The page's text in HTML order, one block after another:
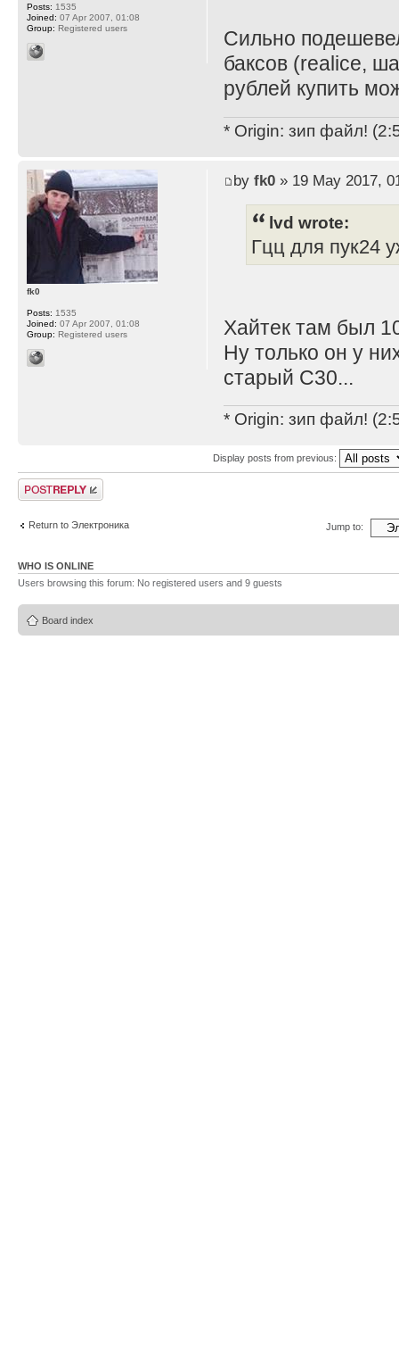
Сильно
баксов (realice,
рублей купить
* Origin: зип файл!
Posts: 1535
Joined: 07 Apr 2007, 01:08
Group: Registered users
by fk0» 19 May 2017,
lvd wrote:
Гцц для пук24
Хайтек там был
Ну только он у
старый C30...
* Origin: зип файл!
fk0
Posts: 1535
Joined: 07 Apr 2007, 01:08
Group: Registered users
Display posts from previous:
Post a reply
Return to Электроника Jump to:
WHO IS ONLINE
Users browsing this forum: No registered users and 9 guests
Board index